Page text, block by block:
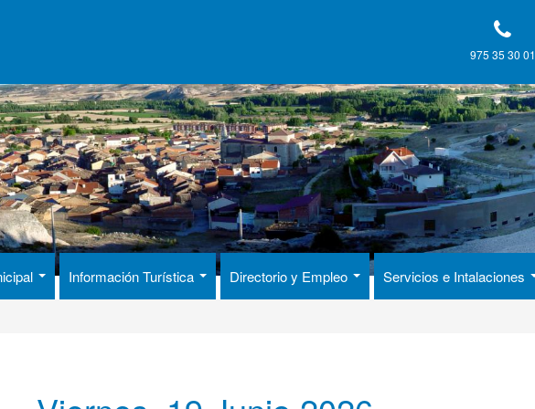
975 35 30 01
Información Turística Directorio y Empleo Servicios e Intalaciones